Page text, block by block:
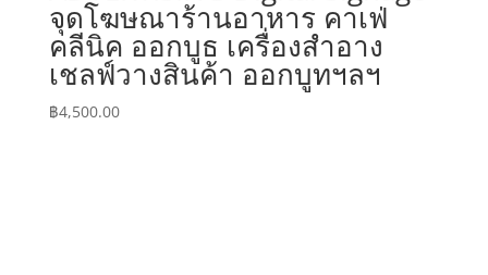
จุดโฆษณาร้านอาหาร คาเฟ่
คลีนิค ออกบูธ เครื่องสำอาง
เชลฟ์วางสินค้า ออกบูทฯลฯ
฿4,500.00